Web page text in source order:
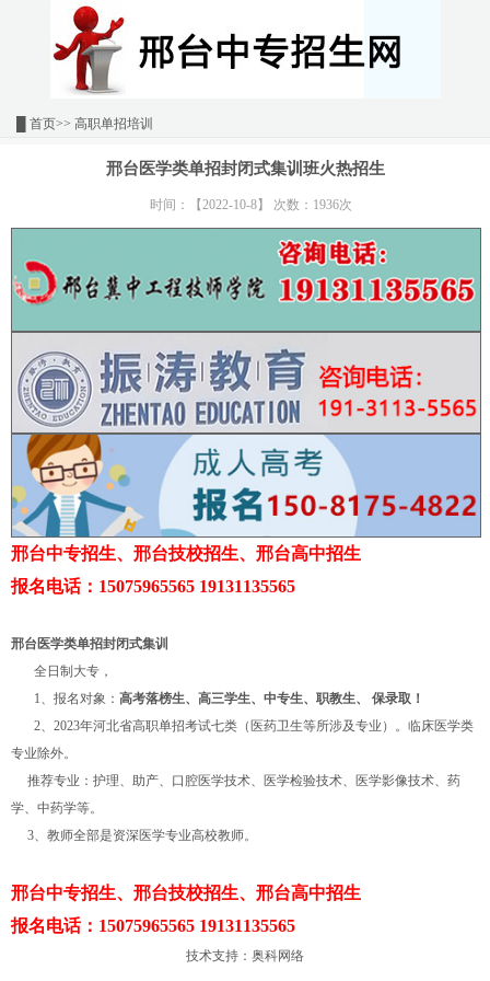
首页>> 高职单招培训
邢台医学类单招封闭式集训班火热招生
时间：【2022-10-8】 次数：1936次
邢台中专招生、邢台技校招生、邢台高中招生
报名电话：15075965565 19131135565
邢台 医学类单招封闭式集训
全日制大专，
1、报名对象： 高考落榜生、高三学生、中专生、职教生、 保录取！
2、2023年河北省高职单招考试七类（医药卫生等所涉及专业）。临床医学类
专业除外。
推荐专业：护理、助产、口腔医学技术、医学检验技术、医学影像技术、药
学、中药学等。
3、教师全部是资深医学专业高校教师。
邢台中专招生、邢台技校招生、邢台高中招生
报名电话：15075965565 19131135565
技术支持： 奥科网络